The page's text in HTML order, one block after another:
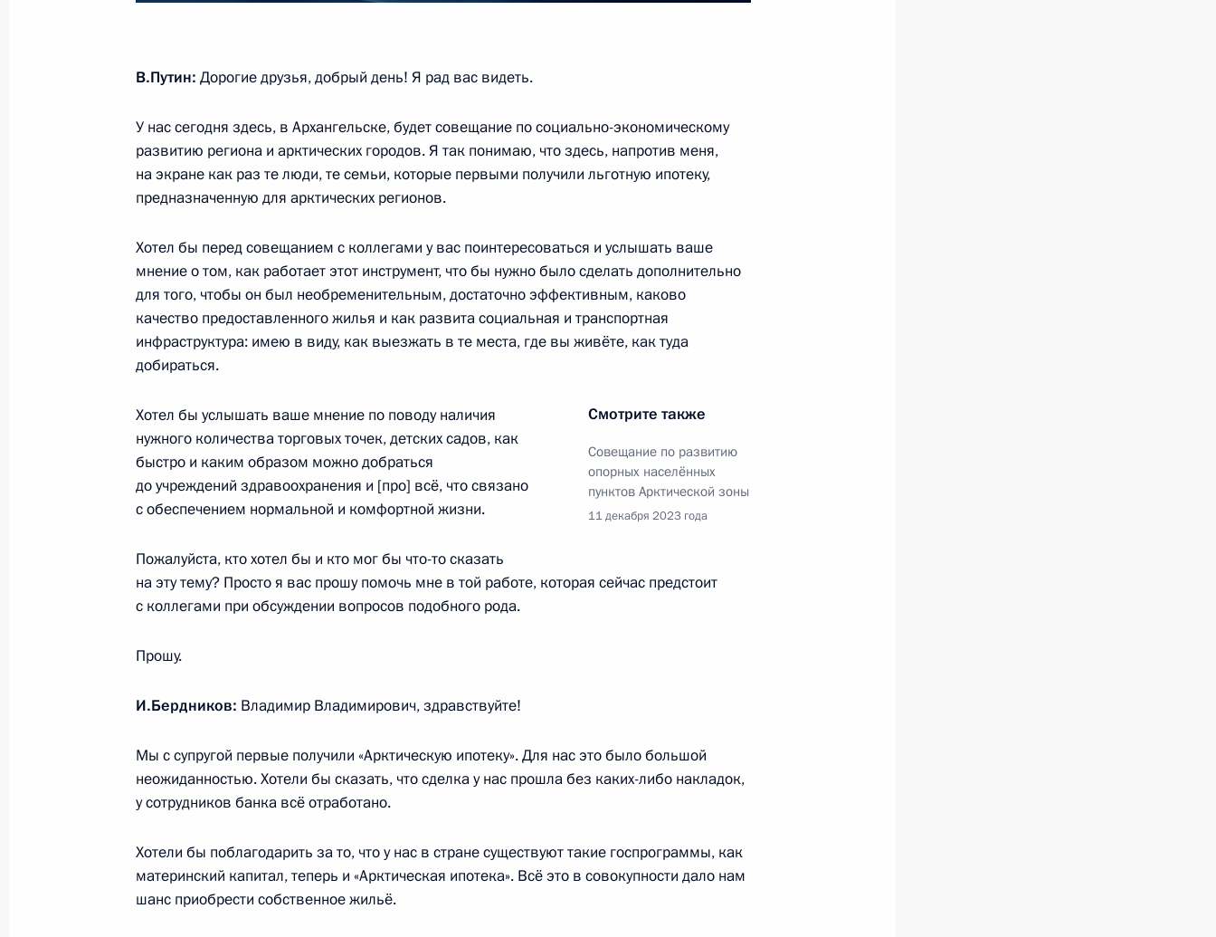
Николай Патрушев посетил Архангельскую область
18 апреля 2025 года, 18:00
Презентация мастер-планов опорных населённых пунктов
Арктической зоны
27 марта 2025 года, 16:30
Встреча с губернатором Архангельской области Александром
Цыбульским
11 марта 2025 года, 14:40
Встреча с губернатором Архангельской области Александром
Цыбульским
Мария Львова-Белова посетила Архангельскую область
11 декабря 2023 года
В.Путин: Дорогие друзья, добрый день! Я рад вас видеть.
У нас сегодня здесь, в Архангельске, будет совещание по социально-экономическому
развитию региона и арктических городов. Я так понимаю, что здесь, напротив меня,
на экране как раз те люди, те семьи, которые первыми получили льготную ипотеку,
предназначенную для арктических регионов.
Хотел бы перед совещанием с коллегами у вас поинтересоваться и услышать ваше
мнение о том, как работает этот инструмент, что бы нужно было сделать дополнительно
для того, чтобы он был необременительным, достаточно эффективным, каково
качество предоставленного жилья и как развита социальная и транспортная
инфраструктура: имею в виду, как выезжать в те места, где вы живёте, как туда
добираться.
Смотрите также
Совещание по развитию
опорных населённых
пунктов Арктической зоны
11 декабря 2023 года
Хотел бы услышать ваше мнение по поводу наличия
нужного количества торговых точек, детских садов, как
быстро и каким образом можно добраться
до учреждений здравоохранения и [про] всё, что связано
с обеспечением нормальной и комфортной жизни.
Пожалуйста, кто хотел бы и кто мог бы что-то сказать
на эту тему? Просто я вас прошу помочь мне в той работе, которая сейчас предстоит
с коллегами при обсуждении вопросов подобного рода.
Прошу.
И.Бердников: Владимир Владимирович, здравствуйте!
Мы с супругой первые получили «Арктическую ипотеку». Для нас это было большой
неожиданностью. Хотели бы сказать, что сделка у нас прошла без каких-либо накладок,
у сотрудников банка всё отработано.
Хотели бы поблагодарить за то, что у нас в стране существуют такие госпрограммы, как
материнский капитал, теперь и «Арктическая ипотека». Всё это в совокупности дало нам
шанс приобрести собственное жильё.